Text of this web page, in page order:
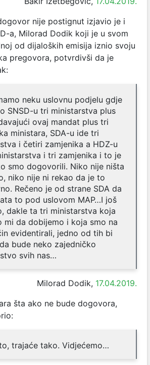
nije postignut izjavio je i
a, Milorad Dodik koji je u svom
od dijaloških emisija iznio svoju
pregovora, potvrdivši da je
neku uslovnu podjelu gdje
SNSD-u tri ministarstva plus
ovaj mandat plus tri
ministara, SDA-u ide tri
i četiri zamjenika a HDZ-u
i tri zamjenika i to je
smo dogovorili. Niko nije ništa
niko nije ni rekao da je to
Rečeno je od strane SDA da
to pod uslovom MAP…I još
dakle ta tri ministarstva koja
mi da dobijemo i koja smo na
evidentirali, jedno od tih bi
bude neko zajedničko
svih nas…
Milorad Dodik, 17.04.2019.
šta ako ne bude dogovora,
trajaće tako. Vidjećemo…